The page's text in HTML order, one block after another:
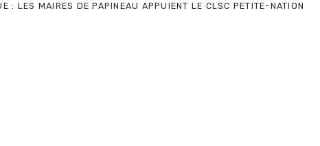
: LES MAIRES DE PAPINEAU APPUIENT LE CLSC PETITE-NATION